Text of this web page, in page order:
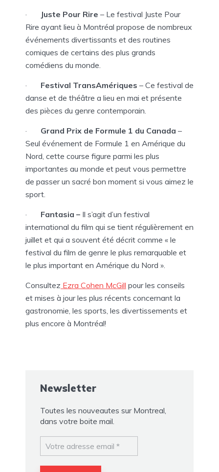
· Juste Pour Rire – Le festival Juste Pour
Rire ayant lieu à Montréal propose de nombreux
événements divertissants et des routines
comiques de certains des plus grands
comédiens du monde.
· Festival TransAmériques – Ce festival de
danse et de théâtre a lieu en mai et présente
des pièces du genre contemporain.
· Grand Prix de Formule 1 du Canada –
Seul événement de Formule 1 en Amérique du
Nord, cette course figure parmi les plus
importantes au monde et peut vous permettre
de passer un sacré bon moment si vous aimez le
sport.
· Fantasia – Il s’agit d’un festival
international du film qui se tient régulièrement en
juillet et qui a souvent été décrit comme « le
festival du film de genre le plus remarquable et
le plus important en Amérique du Nord ».
Consultez Ezra Cohen McGill pour les conseils
et mises à jour les plus récents concernant la
gastronomie, les sports, les divertissements et
plus encore à Montréal!
Newsletter
Toutes les nouveautes sur Montreal,
dans votre boite mail.